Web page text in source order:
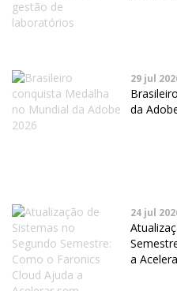
29 jul
da
24 jul
a